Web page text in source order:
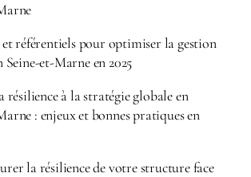
référentiels pour optimiser la gestion
Seine-et-Marne en 2025
résilience à la stratégie globale en
: enjeux et bonnes pratiques en
la résilience de votre structure face